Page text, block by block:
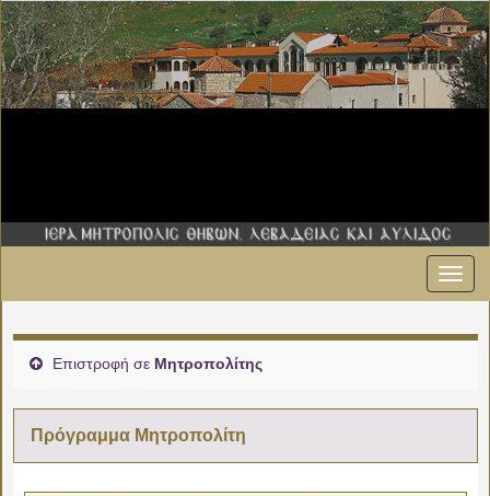
Επιστροφή σε Μητροπολίτης
Πρόγραμμα Μητροπολίτη